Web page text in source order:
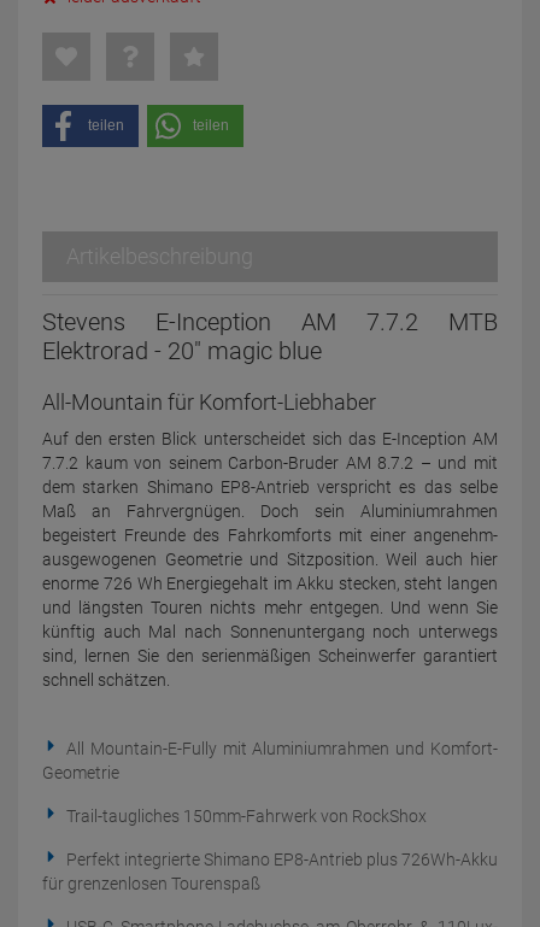
teilen teilen
Artikelbeschreibung
Stevens E-Inception AM 7.7.2 MTB
Elektrorad - 20" magic blue
All-Mountain für Komfort-Liebhaber
Auf den ersten Blick unterscheidet sich das E-Inception AM
7.7.2 kaum von seinem Carbon-Bruder AM 8.7.2 – und mit
dem starken Shimano EP8-Antrieb verspricht es das selbe
Maß an Fahrvergnügen. Doch sein Aluminium­rahmen
begeistert Freunde des Fahr­komforts mit einer angenehm-
ausge­wogenen Geometrie und Sitzposition. Weil auch hier
enorme 726 Wh Energie­gehalt im Akku stecken, steht langen
und längsten Touren nichts mehr entgegen. Und wenn Sie
künftig auch Mal nach Sonnen­untergang noch unterwegs
sind, lernen Sie den serien­mäßigen Scheinwerfer garantiert
schnell schätzen.
All Mountain-E-Fully mit Aluminiumrahmen und Komfort-
Geometrie
Trail-taugliches 150mm-Fahrwerk von RockShox
Perfekt integrierte Shimano EP8-Antrieb plus 726Wh-Akku
für grenzenlosen Tourenspaß